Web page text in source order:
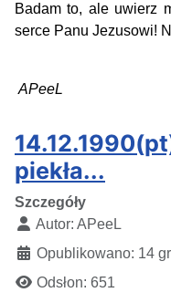
Badam to, ale uwierz
serce Panu Jezusowi!
APeeL
piekła...
Szczegóły
Autor: APeeL
Opublikowano: 14
Odsłon: 651